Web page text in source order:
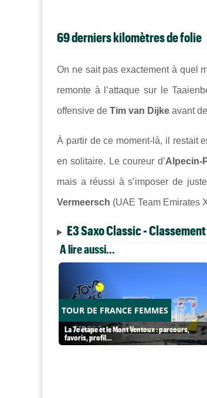
69 derniers kilomètres de folie
On ne sait pas exactement à quel
remonte à l’attaque sur le
offensive de Tim van Dijke avant
À partir de ce moment-là, il restait
en solitaire. Le coureur d’Alpecin-
mais a réussi à s’imposer de
Vermeersch (UAE Team Emirates
E3 Saxo Classic -
A lire aussi...
TOUR DE FRANCE FEMMES
La 7e étape et le Mont Ventoux : parcours,
favoris, profil…